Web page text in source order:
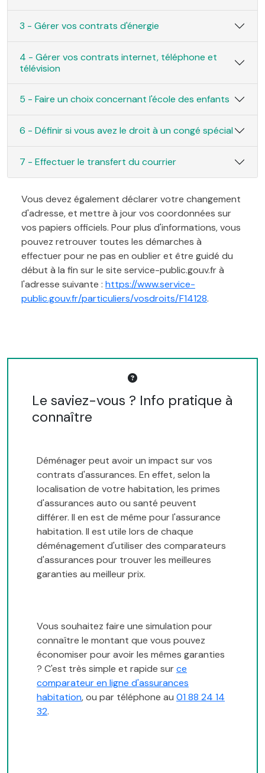
3 - Gérer vos contrats d'énergie
4 - Gérer vos contrats internet, téléphone et
télévision
5 - Faire un choix concernant l'école des enfants
6 - Définir si vous avez le droit à un congé spécial
7 - Effectuer le transfert du courrier
Vous devez également déclarer votre changement
d'adresse, et mettre à jour vos coordonnées sur
vos papiers officiels. Pour plus d'informations, vous
pouvez retrouver toutes les démarches à
effectuer pour ne pas en oublier et être guidé du
début à la fin sur le site service-public.gouv.fr à
l'adresse suivante : https://www.service-
public.gouv.fr/particuliers/vosdroits/F14128.
Le saviez-vous ? Info pratique à
connaître
Déménager peut avoir un impact sur vos
contrats d'assurances. En effet, selon la
localisation de votre habitation, les primes
d'assurances auto ou santé peuvent
différer. Il en est de même pour l'assurance
habitation. Il est utile lors de chaque
déménagement d'utiliser des comparateurs
d'assurances pour trouver les meilleures
garanties au meilleur prix.
Vous souhaitez faire une simulation pour
connaître le montant que vous pouvez
économiser pour avoir les mêmes garanties
? C'est très simple et rapide surce
comparateur en ligne d'assurances
habitation, ou par téléphone au 01 88 24 14
32.